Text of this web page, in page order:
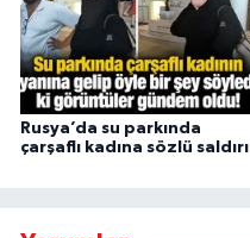
Rusya’da su parkında
çarşaflı kadına sözlü saldırı